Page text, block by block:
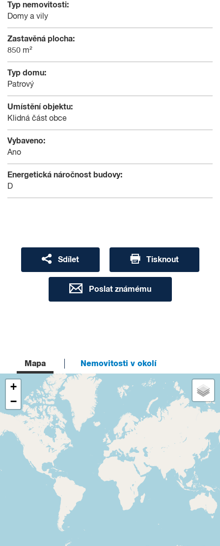
Typ nemovitosti:
Domy a vily
Zastavěná plocha:
850 m²
Typ domu:
Patrový
Umístění objektu:
Klidná část obce
Vybaveno:
Ano
Energetická náročnost budovy:
D
Sdílet Tisknout
Poslat známému
Mapa Nemovitosti v okolí
+
−